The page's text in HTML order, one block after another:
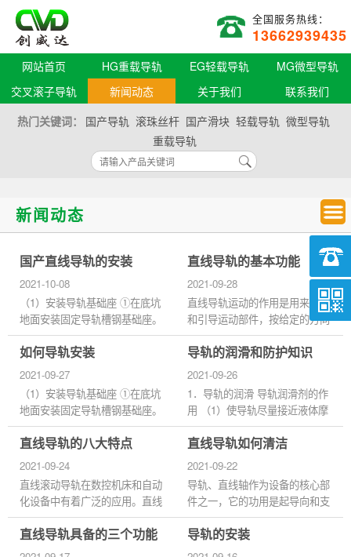
全国服务热线：
13662939435
网站首页 HG重载导轨 EG轻载导轨
MG微型导轨
交叉滚子导轨
新闻动态 关于我们
联系我们
热门关键词：
国产导轨 滚珠丝杆 国产滑块 轻载导轨 微型导轨
重载导轨
新闻动态
国产直线导轨的安装
2021-10-08
（1）安装导轨基础座 ①在底坑
地面安装固定导轨槽钢基础座。
其中心应与轿厢导轨中心线重
合。 ②槽钢基础座找平后在槽
钢两端边缘各打一条M16膨胀螺
直线导轨的基本功能
2021-09-28
直线导轨运动的作用是用来支撑
和引导运动部件，按给定的方向
做往复直线运动。那直线导轨具
有那些基本功能特性? 直线导轨
具有以下三个基本功能特性...
如何导轨安装
2021-09-27
（1）安装导轨基础座 ①在底坑
地面安装固定导轨槽钢基础座。
其中心应与轿厢导轨中心线重
合。 ②槽钢基础座找平后在槽
钢两端边缘各打一条M16膨胀螺
栓...
导轨的润滑和防护知识
2021-09-26
1．导轨的润滑 导轨润滑剂的作
用 （1）使导轨尽量接近液体摩
擦状态下工作，以减小摩擦阻
力，降低驱动功率，提高效率。
（2）减少导轨磨损，防止导
轨...
直线导轨的八大特点
2021-09-24
直线滚动导轨在数控机床和自动
化设备中有着广泛的应用。直线
轴承主要用在自动化机械上比较
多，像德国进口的机床，折弯
机，激光焊接机等等，当然直...
直线导轨如何清洁
2021-09-22
导轨、直线轴作为设备的核心部
件之一，它的功用是起导向和支
承作用。为了保证机器有较高的
加工精度，要求其导轨、直线具
有较高的导向精度和良好的...
直线导轨具备的三个功能 导轨的安装